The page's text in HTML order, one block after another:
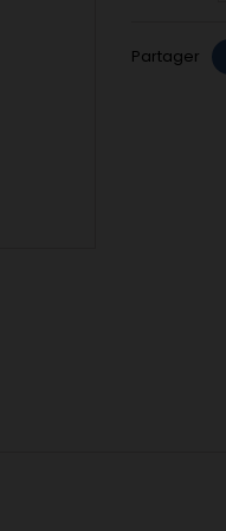
Partager